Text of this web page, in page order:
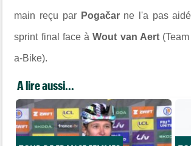
main reçu par Pogačarne l'a pas
sprint final face àWout van Aert(Team
a-Bike).
A lire aussi...